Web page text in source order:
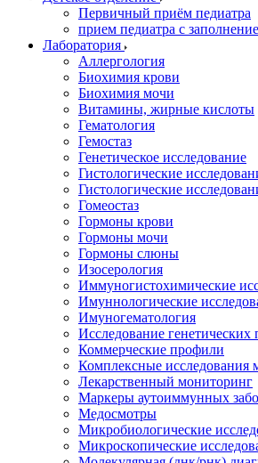
Первичный приём педиатра
прием педиатра с
Лаборатория
Аллергология
Биохимия крови
Биохимия мочи
Витамины, жирные кислоты
Гематология
Гемостаз
Генетическое исследование
Гистологические
Гистологические
Гомеостаз
Гормоны крови
Гормоны мочи
Гормоны слюны
Изосерология
Иммуногистохимические
Имуннологические
Имуногематология
Исследование
Коммерческие профили
Комплексные
Лекарственный мониторинг
Маркеры аутоиммунных
Медосмотры
Микробиологические
Микроскопические